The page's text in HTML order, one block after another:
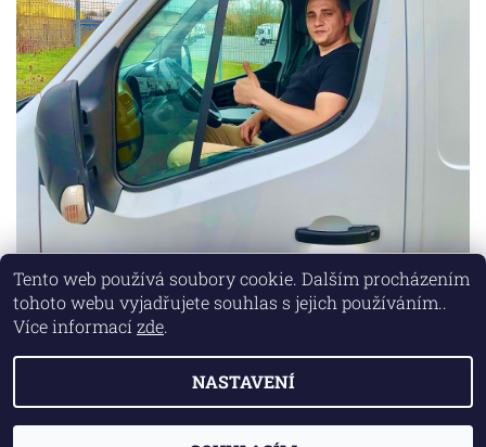
Lokality Marketing zajišťuje společnost X-VISION
2026 © AUTO MD, všechna práva vyhrazena
Vytvořil Shoptet
Tento web používá soubory cookie. Dalším procházením
tohoto webu vyjadřujete souhlas s jejich používáním..
Více informací zde.
NASTAVENÍ